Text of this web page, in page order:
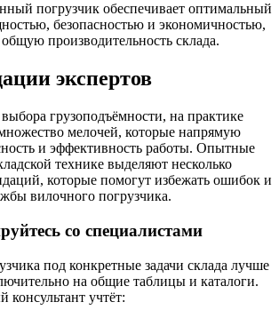
погрузчик обеспечивает оптимальный
безопасностью и экономичностью,
производительность склада.
экспертов
грузоподъёмности, на практике
мелочей, которые напрямую
и эффективность работы. Опытные
технике выделяют несколько
которые помогут избежать ошибок и
вилочного погрузчика.
со специалистами
под конкретные задачи склада лучше
на общие таблицы и каталоги.
учтёт: